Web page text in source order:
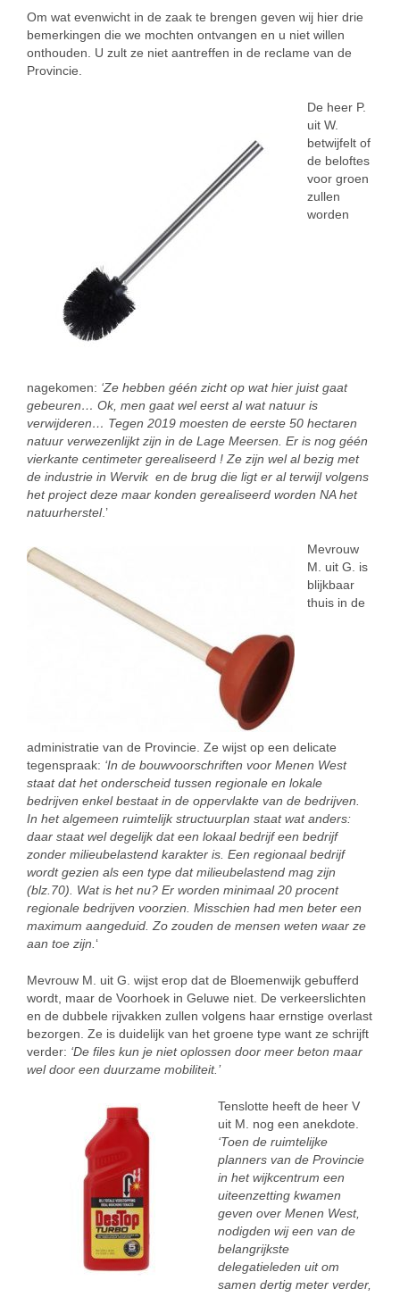
Om wat evenwicht in de zaak te brengen geven wij hier drie
bemerkingen die we mochten ontvangen en u niet willen
onthouden. U zult ze niet aantreffen in de reclame van de
Provincie.
De heer P.
uit W.
betwijfelt of
de beloftes
voor groen
zullen
worden
nagekomen: ‘Ze hebben géén zicht op wat hier juist gaat
gebeuren… Ok, men gaat wel eerst al wat natuur is
verwijderen… Tegen 2019 moesten de eerste 50 hectaren
natuur verwezenlijkt zijn in de Lage Meersen. Er is nog géén
vierkante centimeter gerealiseerd ! Ze zijn wel al bezig met
de industrie in Wervik en de brug die ligt er al terwijl volgens
het project deze maar konden gerealiseerd worden NA het
natuurherstel.’
Mevrouw
M. uit G. is
blijkbaar
thuis in de
administratie van de Provincie. Ze wijst op een delicate
tegenspraak: ‘In de bouwvoorschriften voor Menen West
staat dat het onderscheid tussen regionale en lokale
bedrijven enkel bestaat in de oppervlakte van de bedrijven.
In het algemeen ruimtelijk structuurplan staat wat anders:
daar staat wel degelijk dat een lokaal bedrijf een bedrijf
zonder milieubelastend karakter is. Een regionaal bedrijf
wordt gezien als een type dat milieubelastend mag zijn
(blz.70). Wat is het nu? Er worden minimaal 20 procent
regionale bedrijven voorzien. Misschien had men beter een
maximum aangeduid. Zo zouden de mensen weten waar ze
aan toe zijn. ‘
Mevrouw M. uit G. wijst erop dat de Bloemenwijk gebufferd
wordt, maar de Voorhoek in Geluwe niet. De verkeerslichten
en de dubbele rijvakken zullen volgens haar ernstige overlast
bezorgen. Ze is duidelijk van het groene type want ze schrijft
verder: ‘De files kun je niet oplossen door meer beton maar
wel door een duurzame mobiliteit.’
Tenslotte heeft de heer V
uit M. nog een anekdote.
‘Toen de ruimtelijke
planners van de Provincie
in het wijkcentrum een
uiteenzetting kwamen
geven over Menen West,
nodigden wij een van de
belangrijkste
delegatieleden uit om
samen dertig meter verder,